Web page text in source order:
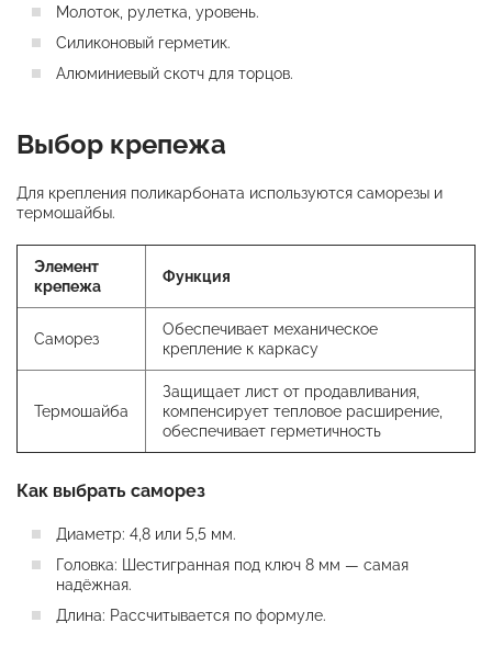
Молоток, рулетка, уровень.
Силиконовый герметик.
Алюминиевый скотч для торцов.
Выбор крепежа
Для крепления поликарбоната используются саморезы и
термошайбы.
Элемент
крепежа
Функция
Саморез
Обеспечивает механическое
крепление к каркасу
Термошайба
Защищает лист от продавливания,
компенсирует тепловое расширение,
обеспечивает герметичность
Как выбрать саморез
Диаметр: 4,8 или 5,5 мм.
Головка: Шестигранная под ключ 8 мм — самая
надёжная.
Длина: Рассчитывается по формуле.